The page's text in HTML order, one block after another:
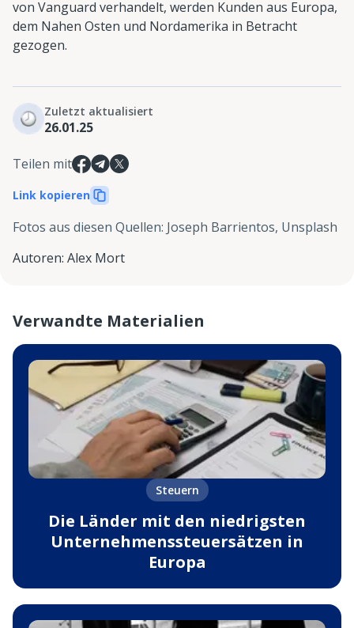
von Vanguard verhandelt, werden Kunden aus Europa,
dem Nahen Osten und Nordamerika in Betracht
gezogen.
Zuletzt aktualisiert
26.01.25
Teilen mit
Link kopieren
Fotos aus diesen Quellen: Joseph Barrientos, Unsplash
Autoren: Alex Mort
Verwandte Materialien
Steuern
Die Länder mit den niedrigsten
Unternehmenssteuersätzen in
Europa